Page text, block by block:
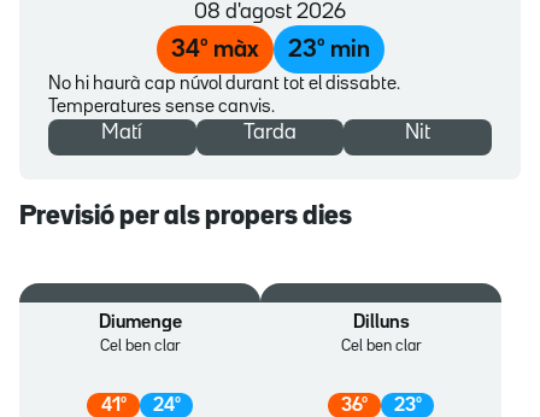
08 d'agost 2026
34º màx 23º min
No hi haurà cap núvol durant tot el dissabte.
Temperatures sense canvis.
Matí Tarda Nit
Previsió per als propers dies
Diumenge
Cel ben clar
41 º 24º
Dilluns
Cel ben clar
36º 23º